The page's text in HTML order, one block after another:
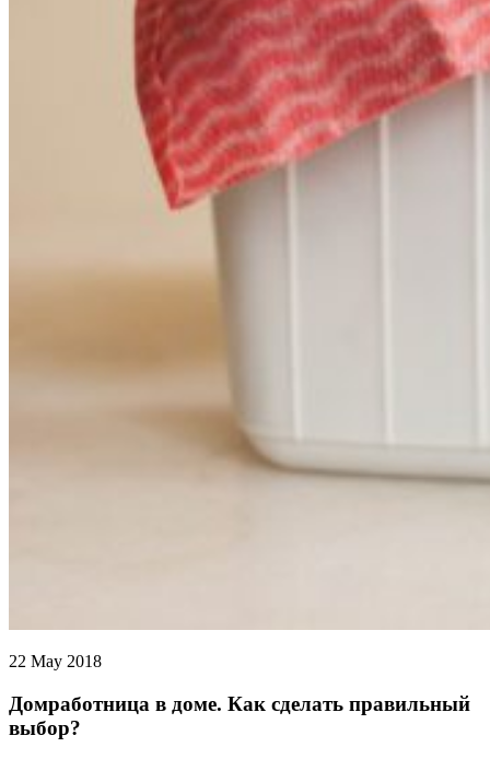
22 May 2018
Домработница в доме. Как сделать правильный
выбор?